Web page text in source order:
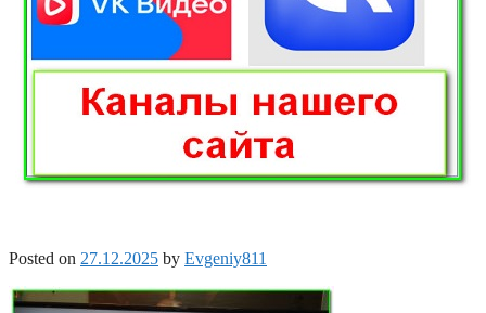
Posted on 27.12.2025 by Evgeniy811